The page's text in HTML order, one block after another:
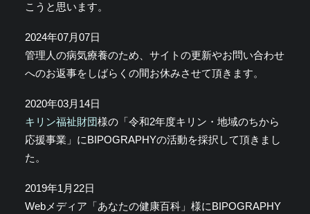
こうと思います。
2024年07月07日
管理人の病気療養のため、サイトの更新やお問い合わせ
へのお返事をしばらくの間お休みさせて頂きます。
2020年03月14日
キリン福祉財団様の「令和2年度キリン・地域のちから
応援事業」にBIPOGRAPHYの活動を採択して頂きまし
た。
2019年1月22日
Webメディア「あなたの健康百科」様にBIPOGRAPHY